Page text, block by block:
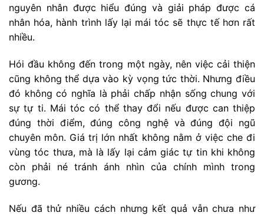
nguyên nhân được hiểu đúng và giải pháp được cá
nhân hóa, hành trình lấy lại mái tóc sẽ thực tế hơn rất
nhiều.
Hói đầu không đến trong một ngày, nên việc cải thiện
cũng không thể dựa vào kỳ vọng tức thời. Nhưng điều
đó không có nghĩa là phải chấp nhận sống chung với
sự tự ti. Mái tóc có thể thay đổi nếu được can thiệp
đúng thời điểm, đúng công nghệ và đúng đội ngũ
chuyên môn. Giá trị lớn nhất không nằm ở việc che đi
vùng tóc thưa, mà là lấy lại cảm giác tự tin khi không
còn phải né tránh ánh nhìn của chính mình trong
gương.
Nếu đã thử nhiều cách nhưng kết quả vẫn chưa như